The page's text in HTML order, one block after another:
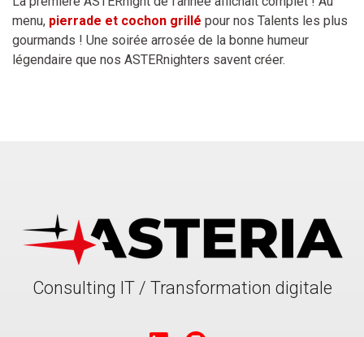
menu, pierrade et cochon grillé pour nos Talents les plus
gourmands ! Une soirée arrosée de la bonne humeur
légendaire que nos ASTERnighters savent créer.
Consulting IT / Transformation digitale